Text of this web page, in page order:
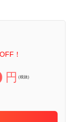
！
円 (税抜)